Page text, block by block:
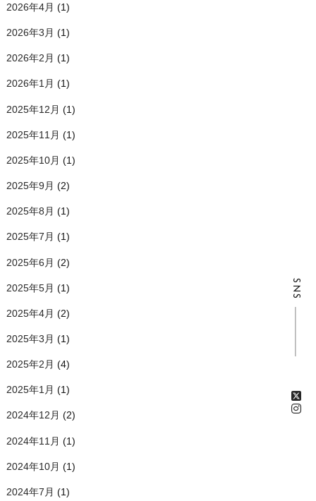
SNS
2026年4月 (1)
2026年3月 (1)
2026年2月 (1)
2026年1月 (1)
2025年12月 (1)
2025年11月 (1)
2025年10月 (1)
2025年9月 (2)
2025年8月 (1)
2025年7月 (1)
2025年6月 (2)
2025年5月 (1)
2025年4月 (2)
2025年3月 (1)
2025年2月 (4)
2025年1月 (1)
2024年12月 (2)
2024年11月 (1)
2024年10月 (1)
2024年7月 (1)